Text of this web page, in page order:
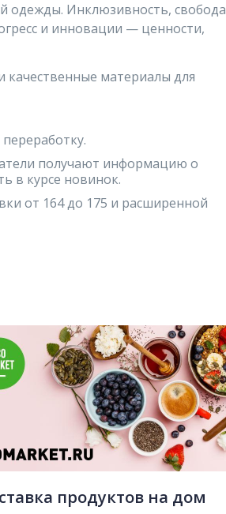
одежды. Инклюзивность, свобода
и инновации — ценности,
качественные материалы для
получают информацию о
в курсе новинок.
от 164 до 175 и расширенной
продуктов на дом